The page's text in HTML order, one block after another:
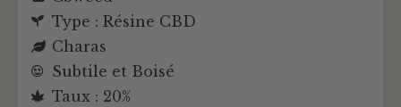
Type : Résine CBD
Charas
Subtile et Boisé
Taux : 20%